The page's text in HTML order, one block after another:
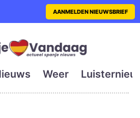
is de eerste
AANMELDEN NIEUWSBRIEF
Weer